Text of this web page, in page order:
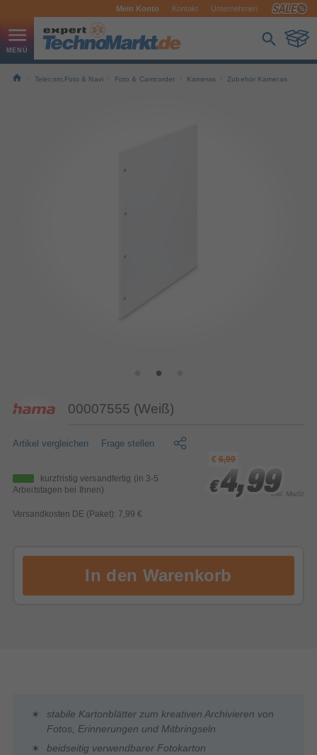
Mein Konto Kontakt Unternehmen
Telecom,Foto & Navi Foto & Camcorder Kameras Zubehör Kameras
00007555 (Weiß)
Artikel vergleichen Frage stellen
kurzfristig versandfertig (in 3-5
Arbeitstagen bei Ihnen)
Versandkosten DE (Paket): 7,99 €
€ 6,99
€4,99
€4,99
€4,99inkl. MwSt.
stabile Kartonblätter zum kreativen Archivieren von
Fotos, Erinnerungen und Mitbringseln
beidseitig verwendbarer Fotokarton